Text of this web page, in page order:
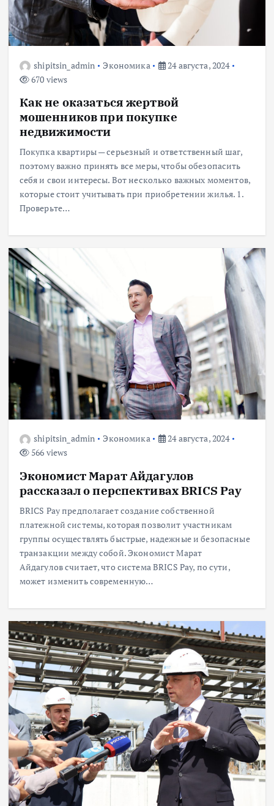
shipitsin_admin Экономика
24 августа, 2024
670 views
Как не оказаться жертвой
мошенников при покупке
недвижимости
Покупка квартиры — серьезный и ответственный шаг,
поэтому важно принять все меры, чтобы обезопасить
себя и свои интересы. Вот несколько важных моментов,
которые стоит учитывать при приобретении жилья. 1.
Проверьте…
shipitsin_admin Экономика
24 августа, 2024
566 views
Экономист Марат Айдагулов
рассказал о перспективах BRICS Pay
BRICS Pay предполагает создание собственной
платежной системы, которая позволит участникам
группы осуществлять быстрые, надежные и безопасные
транзакции между собой. Экономист Марат
Айдагулов считает, что система BRICS Pay, по сути,
может изменить современную…